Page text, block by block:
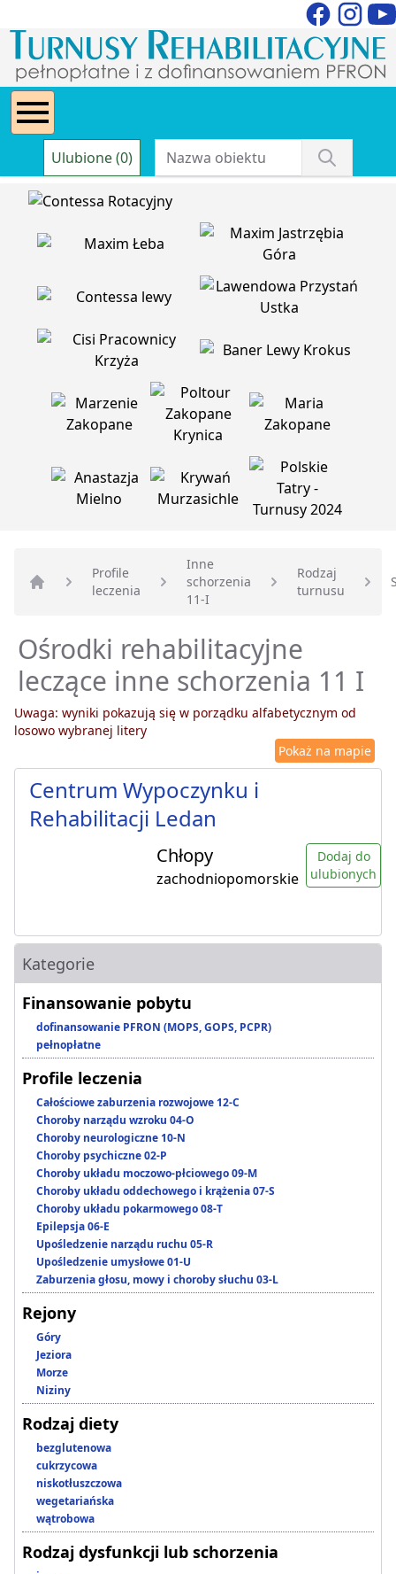
Ulubione (0)
Strona główna
Profile
leczenia
Inne
schorzenia
11-I
Rodzaj
turnusu
Ośrodki rehabilitacyjne
leczące inne schorzenia 11 I
Uwaga: wyniki pokazują się w porządku alfabetycznym od
losowo wybranej litery
Pokaż na mapie
Centrum Wypoczynku i
Rehabilitacji Ledan
Chłopy
zachodniopomorskie
Dodaj do
ulubionych
Kategorie
Finansowanie pobytu
dofinansowanie PFRON (MOPS, GOPS, PCPR)
pełnopłatne
Profile leczenia
Całościowe zaburzenia rozwojowe 12-C
Choroby narządu wzroku 04-O
Choroby neurologiczne 10-N
Choroby psychiczne 02-P
Choroby układu moczowo-płciowego 09-M
Choroby układu oddechowego i krążenia 07-S
Choroby układu pokarmowego 08-T
Epilepsja 06-E
Upośledzenie narządu ruchu 05-R
Upośledzenie umysłowe 01-U
Zaburzenia głosu, mowy i choroby słuchu 03-L
Rejony
Góry
Jeziora
Morze
Niziny
Rodzaj diety
bezglutenowa
cukrzycowa
niskotłuszczowa
wegetariańska
wątrobowa
Rodzaj dysfunkcji lub schorzenia